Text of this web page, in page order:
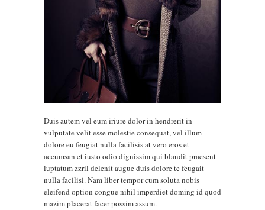
Duis autem vel eum iriure dolor in hendrerit in
vulputate velit esse molestie consequat, vel illum
dolore eu feugiat nulla facilisis at vero eros et
accumsan et iusto odio dignissim qui blandit praesent
luptatum zzril delenit augue duis dolore te feugait
nulla facilisi. Nam liber tempor cum soluta nobis
eleifend option congue nihil imperdiet doming id quod
mazim placerat facer possim assum.